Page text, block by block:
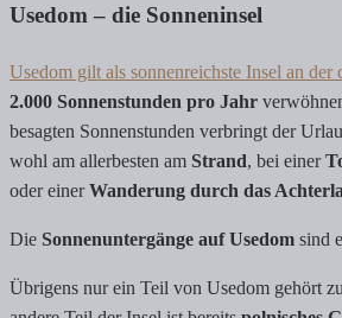
Usedom – die Sonneninsel
Usedom gilt als sonnenreichste Insel an der
2.000 Sonnenstunden pro Jahr
besagten Sonnenstunden verbringt der
wohl am allerbesten am Strand, bei einer
oder einerWanderung durch das
Die Sonnenuntergänge auf Usedom sind
Übrigens nur ein Teil von Usedom gehört